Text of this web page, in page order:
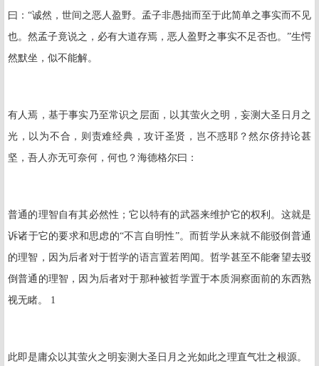
曰：“诚然，世间之恶人盈野。孟子非愚拙而至于此简单之事实而不见
也。然孟子竟说之，必有大道存焉，恶人盈野之事实不足否也。”生愕
然默坐，似不能解。
有人焉，基于事实乃至常识之层面，以其萤火之明，妄测大圣日月之
光，以为不合，则责难经典，攻讦圣贤，岂不惑耶？然尔侪持论甚
坚，吾人亦无可奈何，何也？海德格尔曰：
普通的理智自有其必然性；它以特有的武器来维护它的权利。这就是
诉诸于它的要求和思虑的“不言自明性”。而哲学从来就不能驳倒普通
的理智，因为后者对于哲学的语言置若罔闻。哲学甚至不能奢望去驳
倒普通的理智，因为后者对于那种被哲学置于本质洞察面前的东西熟
视无睹。
1
此即是庸众以其萤火之明妄测大圣日月之光如此之理直气壮之根源。